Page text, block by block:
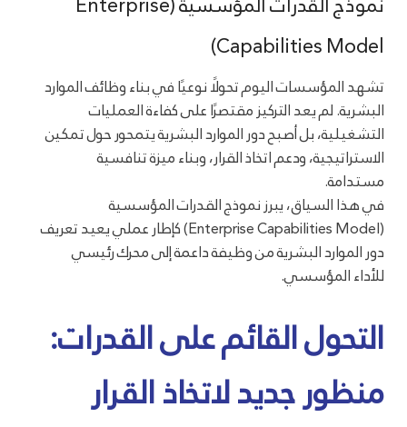
Capabilities Model)
تشهد المؤسسات اليوم تحولًا نوعيًا في بناء وظائف الموارد
البشرية. لم يعد التركيز مقتصرًا على كفاءة العمليات
التشغيلية، بل أصبح دور الموارد البشرية يتمحور حول تمكين
الاستراتيجية، ودعم اتخاذ القرار، وبناء ميزة تنافسية
مستدامة.
في هذا السياق، يبرز نموذج القدرات المؤسسية
(Enterprise Capabilities Model) كإطار عملي يعيد تعريف
دور الموارد البشرية من وظيفة داعمة إلى محرك رئيسي
للأداء المؤسسي.
التحول القائم على القدرات:
منظور جديد لاتخاذ القرار